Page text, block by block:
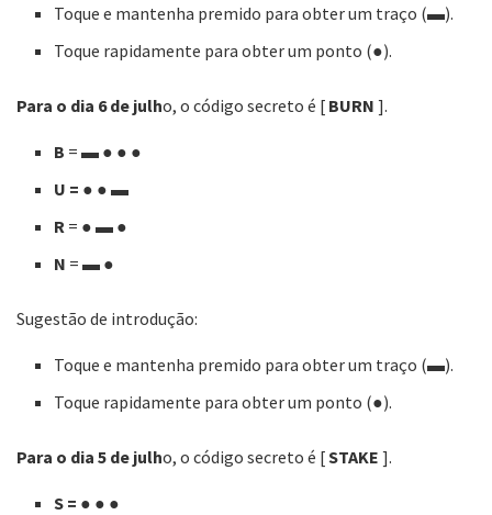
Toque e mantenha premido para obter um traço (▬).
Toque rapidamente para obter um ponto (●).
Para o dia 6 de julho, o código secreto é [ BURN ].
B =▬ ● ● ●
U = ● ● ▬
R = ● ▬ ●
N =▬ ●
Sugestão de introdução:
Toque e mantenha premido para obter um traço (▬).
Toque rapidamente para obter um ponto (●).
Para o dia 5 de julho, o código secreto é [STAKE ].
S = ● ● ●